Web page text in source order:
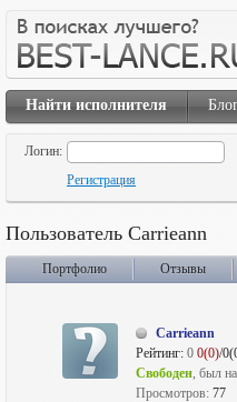
Найти исполнителя
Логин:
Регистрация
Пользователь Carrieann
Портфолио Отзывы
Carrieann
Рейтинг: 0 0(0)/
Свободен, был
Просмотров: 77